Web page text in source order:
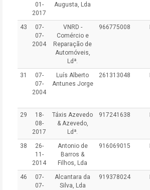
01-
2017
Augusta, Lda
43
07-
07-
2004
VNRD -
Comércio e
Reparação de
Automóveis,
Ldª.
966775008
31
07-
07-
2004
Luís Alberto
Antunes Jorge
261313048
29
18-
08-
2017
Táxis Azevedo
& Azevedo,
Ldª.
917241638
38
26-
11-
2014
Antonio de
Barros &
Filhos, Lda
916069015
46
07-
07-
Alcantara da
Silva, Lda
919378024